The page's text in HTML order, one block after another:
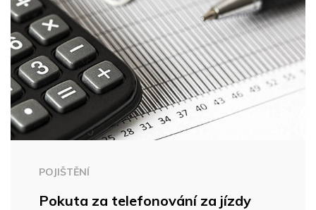
POJIŠTĚNÍ
Pokuta za telefonování za jízdy